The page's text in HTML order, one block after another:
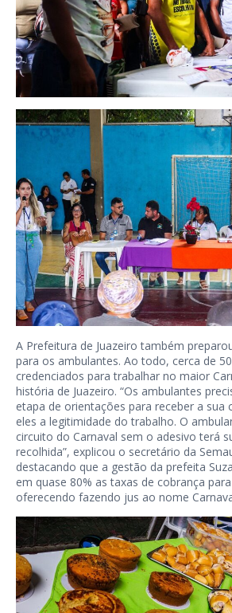
A Prefeitura de Juazeiro também
para os ambulantes. Ao todo, cerca de
credenciados para trabalhar no maior
história de Juazeiro. “Os ambulantes
etapa de orientações para receber a sua
eles a legitimidade do trabalho. O
circuito do Carnaval sem o adesivo terá
recolhida”, explicou o secretário da
destacando que a gestão da prefeita
em quase 80% as taxas de cobrança
oferecendo fazendo jus ao nome